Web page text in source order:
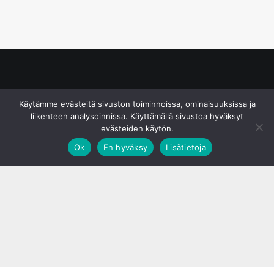
Käytämme evästeitä sivuston toiminnoissa, ominaisuuksissa ja
liikenteen analysoinnissa. Käyttämällä sivustoa hyväksyt
evästeiden käytön.
Ok
En hyväksy Lisätietoja